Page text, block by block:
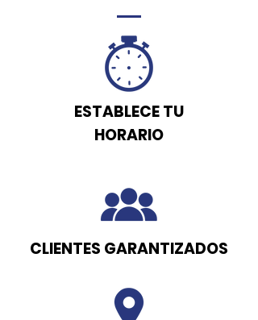
ESTABLECE TU
HORARIO
CLIENTES GARANTIZADOS